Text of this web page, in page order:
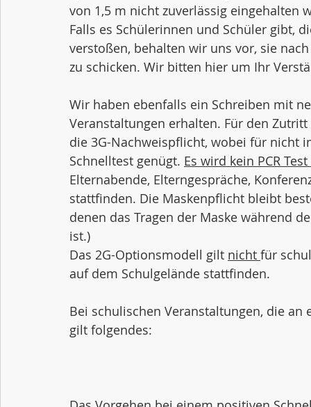
von 1,5 m nicht zuverlässig eingehalten
Falls es Schülerinnen und Schüler gibt,
verstoßen, behalten wir uns vor, sie
zu schicken. Wir bitten hier um Ihr
Wir haben ebenfalls ein Schreiben mit
Veranstaltungen erhalten. Für den
die 3G-Nachweispflicht, wobei für nicht
Schnelltest genügt. Es wird kein PCR
Elternabende, Elterngespräche,
stattfinden. Die Maskenpflicht bleibt
denen das Tragen der Maske während
ist.)
Das 2G-Optionsmodell gilt nicht für
auf dem Schulgelände stattfinden.
Bei schulischen Veranstaltungen, die an
gilt folgendes: